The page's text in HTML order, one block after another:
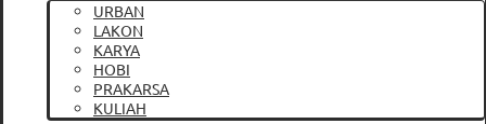
URBAN
LAKON
KARYA
HOBI
PRAKARSA
KULIAH